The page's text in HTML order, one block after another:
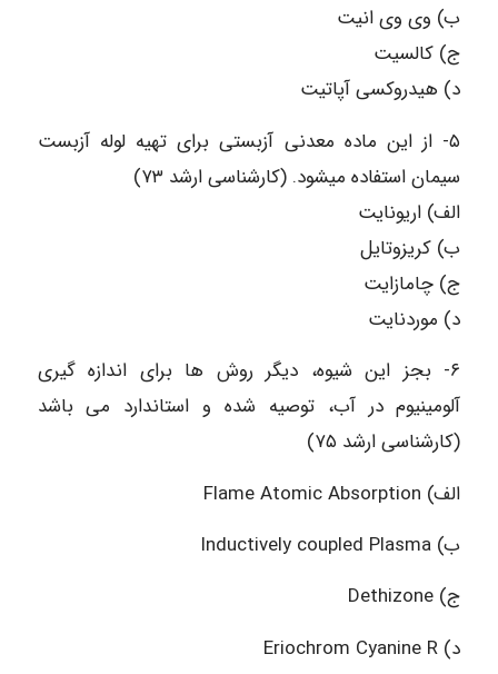
ب) وی وی انیت
ج) کالسیت
د) هیدروکسی آپاتیت
۵- از این ماده معدنی آزبستی برای تهیه لوله آزبست
سیمان استفاده میشود. (کارشناسی ارشد ۷۳)
الف) اریونایت
ب) کریزوتایل
ج) چامازایت
د) موردنایت
۶- بجز این شیوه، دیگر روش ها برای اندازه گیری
آلومینیوم در آب، توصیه شده و استاندارد می باشد
(کارشناسی ارشد ۷۵)
الف) Flame Atomic Absorption
ب) Inductively coupled Plasma
ج) Dethizone
د) Eriochrom Cyanine R